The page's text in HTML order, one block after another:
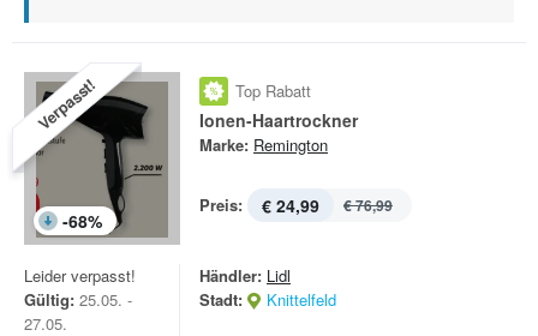
Verpasst!
-68%
Top Rabatt
Ionen-Haartrockner
Marke: Remington
Preis: € 24,99 € 76,99
Leider verpasst!
Gültig: 25.05. -
27.05.
Händler: Lidl
Stadt:
Knittelfeld